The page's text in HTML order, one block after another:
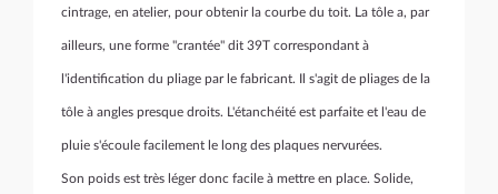
cintrage, en atelier, pour obtenir la courbe du toit. La tôle a, par
ailleurs, une forme "crantée" dit 39T correspondant à
l'identification du pliage par le fabricant. Il s'agit de pliages de la
tôle à angles presque droits. L'étanchéité est parfaite et l'eau de
pluie s'écoule facilement le long des plaques nervurées.
Son poids est très léger donc facile à mettre en place. Solide,